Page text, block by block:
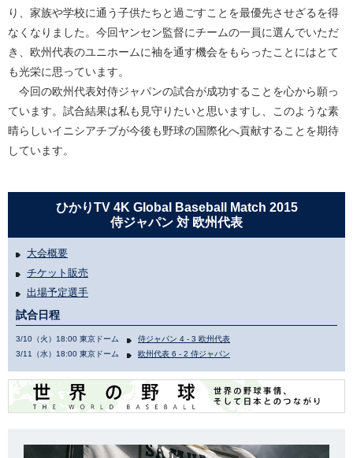
り、家族や学校に通う子供たちと過ごすことを最優先させざるを得
なくなりました。今回ヤンセン監督にチームの一員に選んでいただ
き、欧州代表のユニホームに袖を通す機会をもらったことにはとて
も光栄に思っています。
今回の欧州代表対侍ジャパンの試合が成功することを心から願っ
ています。試合結果は私も見守りたいと思いますし、このような素
晴らしいイニシアチブが今後も野球の国際化へ貢献することを期待
しています。
ひかりTV 4K Global Baseball Match 2015
侍ジャパン 対 欧州代表
大会概要
チケット販売
出場予定選手
試合日程
3/10（火）18:00 東京ドーム
侍ジャパン 4 - 3 欧州代表
3/11（水）18:00 東京ドーム
欧州代表 6 - 2 侍ジャパン